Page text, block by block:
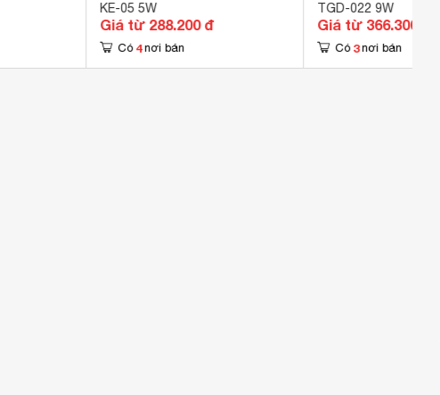
KE-05 5W
Giá từ 288.200 đ
Có 4 nơi bán
TGD-022 9W
Giá từ 366.300 đ
Có 3 nơi bán